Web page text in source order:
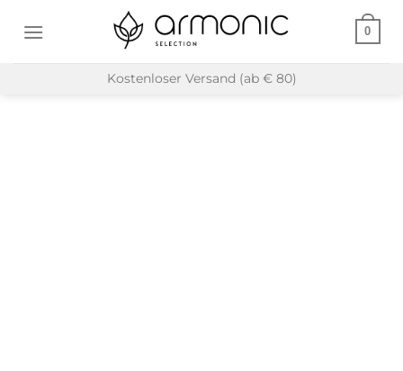
Inhalt
0
Kostenloser Versand (ab € 80)